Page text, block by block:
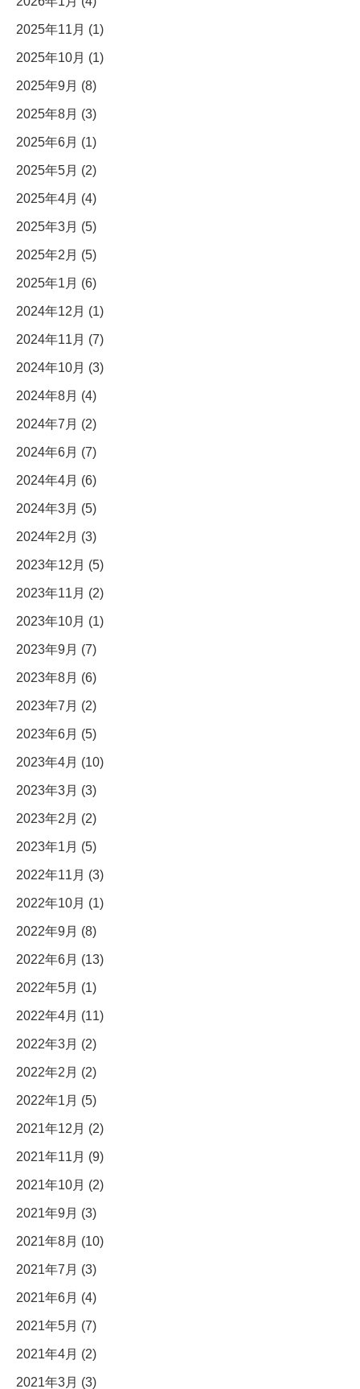
2025年11月 (1)
2025年10月 (1)
2025年9月 (8)
2025年8月 (3)
2025年6月 (1)
2025年5月 (2)
2025年4月 (4)
2025年3月 (5)
2025年2月 (5)
2025年1月 (6)
2024年12月 (1)
2024年11月 (7)
2024年10月 (3)
2024年8月 (4)
2024年7月 (2)
2024年6月 (7)
2024年4月 (6)
2024年3月 (5)
2024年2月 (3)
2023年12月 (5)
2023年11月 (2)
2023年10月 (1)
2023年9月 (7)
2023年8月 (6)
2023年7月 (2)
2023年6月 (5)
2023年4月 (10)
2023年3月 (3)
2023年2月 (2)
2023年1月 (5)
2022年11月 (3)
2022年10月 (1)
2022年9月 (8)
2022年6月 (13)
2022年5月 (1)
2022年4月 (11)
2022年3月 (2)
2022年2月 (2)
2022年1月 (5)
2021年12月 (2)
2021年11月 (9)
2021年10月 (2)
2021年9月 (3)
2021年8月 (10)
2021年7月 (3)
2021年6月 (4)
2021年5月 (7)
2021年4月 (2)
2021年3月 (3)